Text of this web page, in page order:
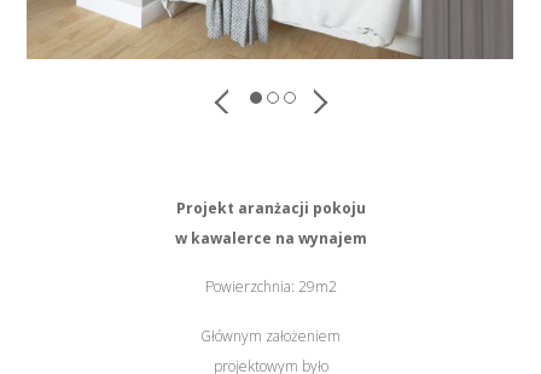
Projekt aranżacji pokoju
w kawalerce na wynajem
Powierzchnia: 29m2
Głównym założeniem
projektowym było